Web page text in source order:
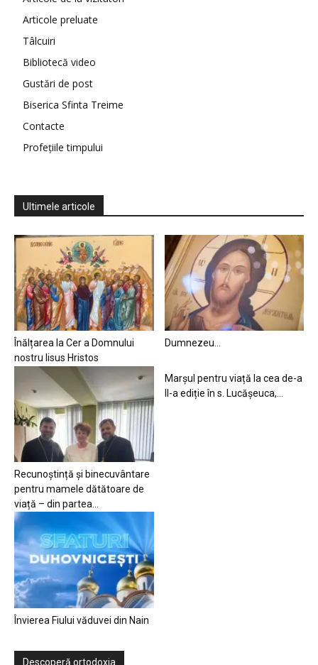
Articole preluate
Tâlcuiri
Bibliotecă video
Gustări de post
Biserica Sfinta Treime
Contacte
Profețiile timpului
Ultimele articole
Înălțarea la Cer a Domnului
nostru Iisus Hristos
Dumnezeu…
Recunoștință și binecuvântare
pentru mamele dătătoare de
viață – din partea...
Marșul pentru viață la cea de-a
II-a ediție în s. Lucășeuca,...
Învierea Fiului văduvei din Nain
Descoperă ortodoxia